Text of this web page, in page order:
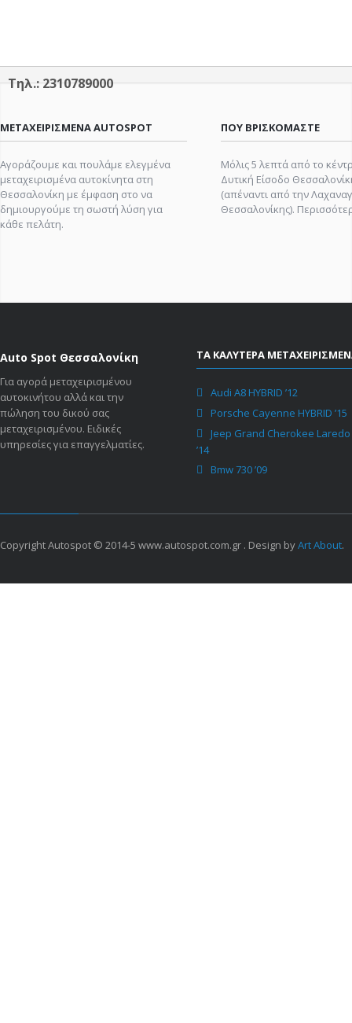
Τηλ.: 2310789000
ΜΕΤΑΧΕΙΡΙΣΜΕΝΑ AUTOSPOT
Αγοράζουμε και πουλάμε ελεγμένα
μεταχειρισμένα αυτοκίνητα στη
Θεσσαλονίκη με έμφαση στο να
δημιουργούμε τη σωστή λύση για
κάθε πελάτη.
ΠΟΥ ΒΡΙΣΚΟΜΑΣΤΕ
Μόλις 5 λεπτά από το
Δυτική Είσοδο
(απέναντι από την
Θεσσαλονίκης).
Auto Spot Θεσσαλονίκη
Για αγορά μεταχειρισμένου
αυτοκινήτου αλλά και την
πώληση του δικού σας
μεταχειρισμένου. Ειδικές
υπηρεσίες για επαγγελματίες.
ΤΑ ΚΑΛΥΤΕΡΑ
Audi A8 HYBRID ’12
Porsche Cayenne HYBRID ’15
Jeep Grand Cherokee Laredo
’14
Bmw 730 ’09
Copyright Autospot © 2014-5 www.autospot.com.gr . Design byArt About.